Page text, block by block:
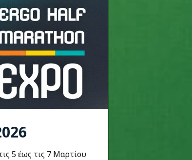
5 έως τις 7 Μαρτίου